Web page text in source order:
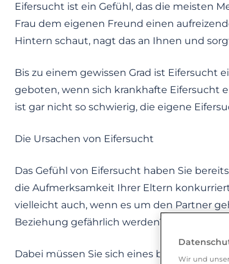
Eifersucht ist ein Gefühl, das die meisten
Frau dem eigenen Freund einen
Hintern schaut, nagt das an Ihnen und
Bis zu einem gewissen Grad ist Eifersucht
geboten, wenn sich krankhafte Eifersucht
ist gar nicht so schwierig, die eigene
Die Ursachen von Eifersucht
Das Gefühl von Eifersucht haben Sie
die Aufmerksamkeit Ihrer Eltern
vielleicht auch, wenn es um den Partner
Beziehung gefährlich werden?
Dabei müssen Sie sich eines bewusst
Wir und